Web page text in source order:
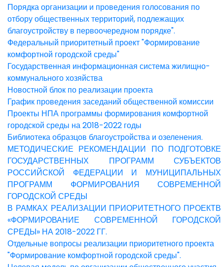
Порядка организации и проведения голосования по
отбору общественных территорий, подлежащих
благоустройству в первоочередном порядке".
Федеральный приоритетный проект "Формирование
комфортной городской среды"
Государственная информационная система жилищно-
коммунального хозяйства
Новостной блок по реализации проекта
График проведения заседаний общественной комиссии
Проекты НПА программы формирования комфортной
городской среды на 2018-2022 годы
Библиотека образцов благоустройства и озеленения.
МЕТОДИЧЕСКИЕ РЕКОМЕНДАЦИИ ПО ПОДГОТОВКЕ
ГОСУДАРСТВЕННЫХ ПРОГРАММ СУБЪЕКТОВ
РОССИЙСКОЙ ФЕДЕРАЦИИ И МУНИЦИПАЛЬНЫХ
ПРОГРАММ ФОРМИРОВАНИЯ СОВРЕМЕННОЙ
ГОРОДСКОЙ СРЕДЫ
В РАМКАХ РЕАЛИЗАЦИИ ПРИОРИТЕТНОГО ПРОЕКТВ
«ФОРМИРОВАНИЕ СОВРЕМЕННОЙ ГОРОДСКОЙ
СРЕДЫ» НА 2018-2022 ГГ.
Отдельные вопросы реализации приоритетного проекта
"Формирование комфортной городской среды".